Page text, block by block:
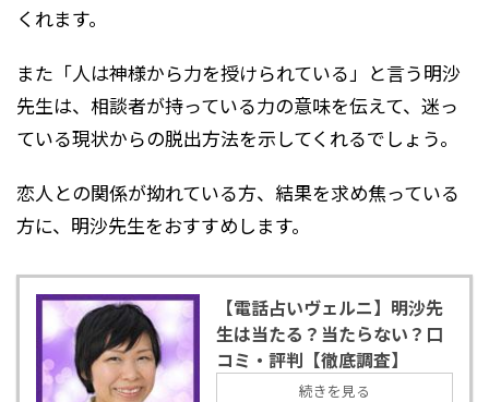
くれます。
また「人は神様から力を授けられている」と言う明沙
先生は、相談者が持っている力の意味を伝えて、迷っ
ている現状からの脱出方法を示してくれるでしょう。
恋人との関係が拗れている方、結果を求め焦っている
方に、明沙先生をおすすめします。
【電話占いヴェルニ】明沙先
生は当たる？当たらない？口
コミ・評判【徹底調査】
続きを見る